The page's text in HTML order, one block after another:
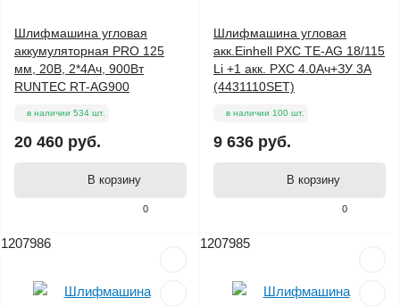
0
Шлифмашина угловая
аккумуляторная PRO 125
мм, 20В, 2*4Ач, 900Вт
RUNTEC RT-AG900
в наличии 534 шт.
20 460 руб.
В корзину
0
Шлифмашина угловая
акк.Einhell PXC TE-AG 18/115
Li +1 акк. PXC 4.0Ач+ЗУ 3А
(4431110SET)
в наличии 100 шт.
9 636 руб.
В корзину
1207986 1207985